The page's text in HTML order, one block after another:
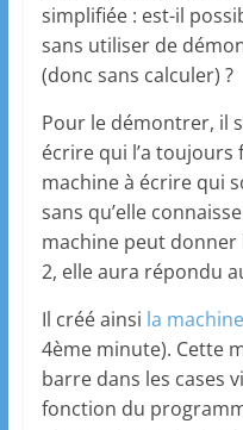
simplifiée : est-il
sans utiliser de
(donc sans calculer) ?
Pour le démontrer, il
écrire qui l’a
machine à écrire qui
sans qu’elle
machine peut donner
2, elle aura répondu
Il créé ainsi la
4ème minute). Cette
barre dans les cases
fonction du